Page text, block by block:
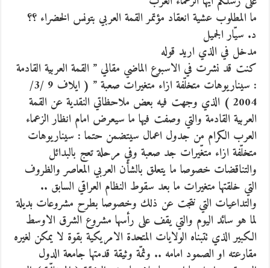
ما المطلوب عشية انعقاد مؤتمر القمة العربي بتونس الخضراء ؟؟
د. سيّار الجميل
مدخل في الذي اريد قوله
كنت قد نشرت في الاسبوع الماضي مقالي ” القمة العربية القادمة
: سيناريوهات متخلّفة ازاء متغيرات صعبة ” ( ايلاف 9 /3/
2004 ) الذي وجهت فيه بعض ملاحظاتي النقدية عن القمة
العربية القادمة والتي وصفت فيها ما سيعرض امام انظار الزعماء
العرب الكرام من جدول اعمال سيتضمن حتما : سيناريوهات
متخلّفة ازاء متغّيرات جد صعبة وفي مرحلة تعج بالبدائل
والتناقضات خصوصا ما يتعلق بالشأن العربي المعاصر والظروف
التي خلقتها متغيرات ما بعد سقوط النظام العراقي السابق ..
والتداعيات التي نتجت عن ذلك وخصوصا بطرح مشروعات بديلة
لما هو سائد اليوم والتي يقف على رأسها مشروع الشرق الاوسط
الكبير الذي تتبناه الولايات المتحدة الامريكية بقوة لا يمكن لغيره
مقارعته او الصمود امامه .. وثمّة وثيقة قدمتها جامعة الدول